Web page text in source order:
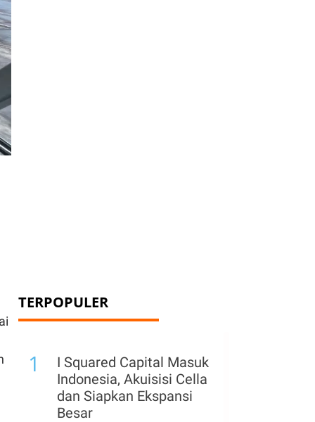
TERPOPULER
1
I Squared Capital Masuk
Indonesia, Akuisisi Cella
dan Siapkan Ekspansi
Besar